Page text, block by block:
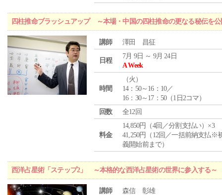
四柱推命ブラッシュアップ ～本場・中国の四柱推命の更なる秘伝を
講師 澤田 昌征
日程
7月 9日 ～ 9月 24日
A Week
時間
（火 ）
14：50～16：10／
16：30～17：50（1日2コマ）
回数
全12回
料金
14,850円（4回／分割支払い）×3
41,250円（12回／一括前納支払※
義開始前まで）
西洋占星術「ステップ2」 ～本格的な西洋占星術の世界に参入する～
講師 森信 彰雄